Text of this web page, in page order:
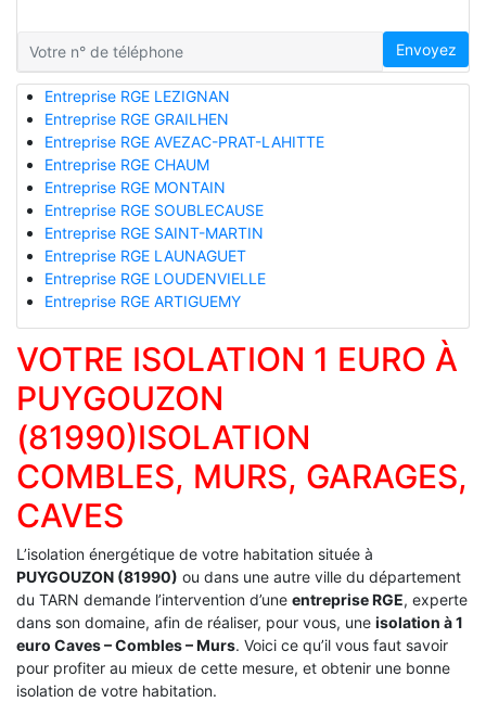
Envoyez
Entreprise RGE LEZIGNAN
Entreprise RGE GRAILHEN
Entreprise RGE AVEZAC-PRAT-LAHITTE
Entreprise RGE CHAUM
Entreprise RGE MONTAIN
Entreprise RGE SOUBLECAUSE
Entreprise RGE SAINT-MARTIN
Entreprise RGE LAUNAGUET
Entreprise RGE LOUDENVIELLE
Entreprise RGE ARTIGUEMY
VOTRE ISOLATION 1 EURO À
PUYGOUZON
(81990)ISOLATION
COMBLES, MURS, GARAGES,
CAVES
L’isolation énergétique de votre habitation située à
PUYGOUZON (81990) ou dans une autre ville du département
du TARN demande l’intervention d’une entreprise RGE, experte
dans son domaine, afin de réaliser, pour vous, une isolation à 1
euro Caves – Combles – Murs. Voici ce qu’il vous faut savoir
pour profiter au mieux de cette mesure, et obtenir une bonne
isolation de votre habitation.